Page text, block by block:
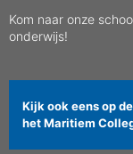
Kom naar onze
onderwijs!
Kijk ook eens op
het Maritiem